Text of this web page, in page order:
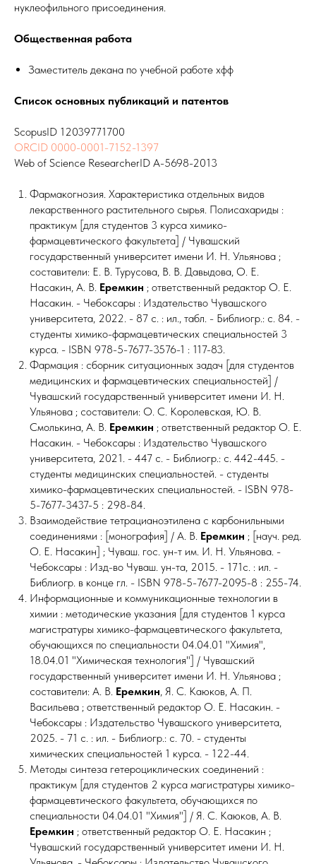
нуклеофильного присоединения.
Общественная работа
Заместитель декана по учебной работе хфф
Список основных публикаций и патентов
ScopusID 12039771700
ORCID 0000-0001-7152-1397
Web of Science ResearcherID A-5698-2013
Фармакогнозия. Характеристика отдельных видов
лекарственного растительного сырья. Полисахариды :
практикум [для студентов 3 курса химико-
фармацевтического факультета] / Чувашский
государственный университет имени И. Н. Ульянова ;
составители: Е. В. Турусова, В. В. Давыдова, О. Е.
Насакин, А. В. Еремкин ; ответственный редактор О. Е.
Насакин. - Чебоксары : Издательство Чувашского
университета, 2022. - 87 с. : ил., табл. - Библиогр.: с. 84. -
студенты химико-фармацевтических специальностей 3
курса. - ISBN 978-5-7677-3576-1 : 117-83.
Фармация : сборник ситуационных задач [для студентов
медицинских и фармацевтических специальностей] /
Чувашский государственный университет имени И. Н.
Ульянова ; составители: О. С. Королевская, Ю. В.
Смолькина, А. В. Еремкин ; ответственный редактор О. Е.
Насакин. - Чебоксары : Издательство Чувашского
университета, 2021. - 447 с. - Библиогр.: с. 442-445. -
студенты медицинских специальностей. - студенты
химико-фармацевтических специальностей. - ISBN 978-
5-7677-3437-5 : 298-84.
Взаимодействие тетрацианоэтилена с карбонильными
соединениями : [монография] / А. В. Еремкин ; [науч. ред.
О. Е. Насакин] ; Чуваш. гос. ун-т им. И. Н. Ульянова. -
Чебоксары : Изд-во Чуваш. ун-та, 2015. - 171с. : ил. -
Библиогр. в конце гл. - ISBN 978-5-7677-2095-8 : 255-74.
Информационные и коммуникационные технологии в
химии : методические указания [для студентов 1 курса
магистратуры химико-фармацевтического факультета,
обучающихся по специальности 04.04.01 "Химия",
18.04.01 "Химическая технология"] / Чувашский
государственный университет имени И. Н. Ульянова ;
составители: А. В. Еремкин, Я. С. Каюков, А. П.
Васильева ; ответственный редактор О. Е. Насакин. -
Чебоксары : Издательство Чувашского университета,
2025. - 71 с. : ил. - Библиогр.: с. 70. - студенты
химических специальностей 1 курса. - 122-44.
Методы синтеза гетероциклических соединений :
практикум [для студентов 2 курса магистратуры химико-
фармацевтического факультета, обучающихся по
специальности 04.04.01 "Химия"] / Я. С. Каюков, А. В.
Еремкин ; ответственный редактор О. Е. Насакин ;
Чувашский государственный университет имени И. Н.